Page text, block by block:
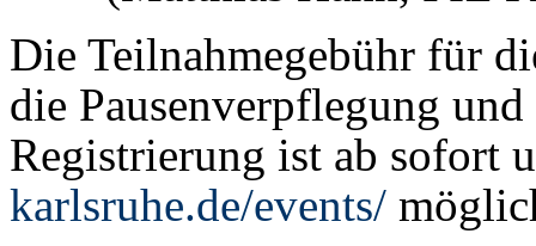
Die Teilnahmegebühr für
die Pausenverpflegung
Registrierung ist ab sofort
karlsruhe.de/events/